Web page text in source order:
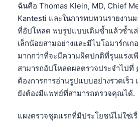
ฉันคือ Thomas Klein, MD, Chief
Kantesti และในการทบทวนรายงาน
ที่อัปโหลด พบรูปแบบเดิมซ้ำแล้วซ้ำเ
เล็กน้อยสามอย่างและมีไบโอมาร์กเ
มากกว่าที่จะมีความผิดปกติที่รุนแรงเ
สามารถอัปโหลดผลตรวจประจำไปที่
ต้องการการอ่านรูปแบบอย่างรวดเร็
ยังต้องมีแพทย์ที่สามารถตรวจคุณได้.
แผงตรวจชุดแรกที่มีประโยชน์ไม่ใช่เ